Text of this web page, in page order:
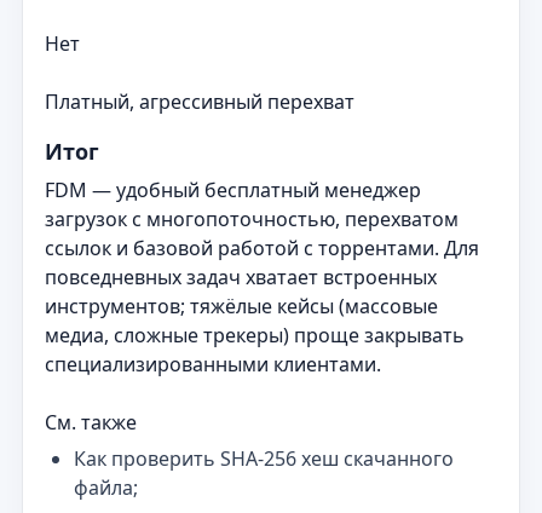
Нет
Платный, агрессивный перехват
Итог
FDM — удобный бесплатный менеджер
загрузок с многопоточностью, перехватом
ссылок и базовой работой с торрентами. Для
повседневных задач хватает встроенных
инструментов; тяжёлые кейсы (массовые
медиа, сложные трекеры) проще закрывать
специализированными клиентами.
См. также
Как проверить SHA-256 хеш скачанного
файла;